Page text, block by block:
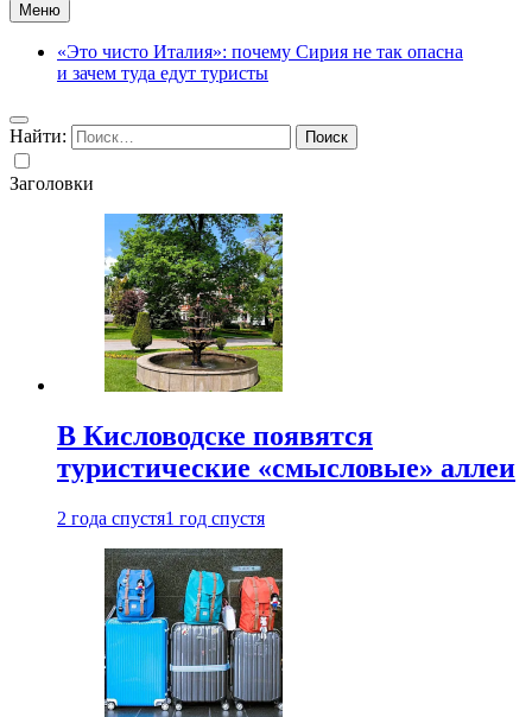
Меню
«Это чисто Италия»: почему Сирия не так опасна
и зачем туда едут туристы
Найти:
Заголовки
В Кисловодске появятся
туристические «смысловые» аллеи
2 года спустя1 год спустя